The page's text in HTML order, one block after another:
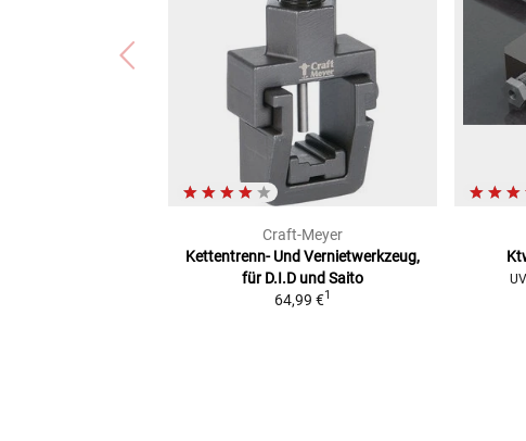
Craft-Meyer
Kettentrenn- Und Vernietwerkzeug,
für D.I.D und Saito
64,99 €1